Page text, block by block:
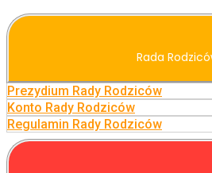
Rada
Prezydium Rady Rodziców
Konto Rady Rodziców
Regulamin Rady Rodziców